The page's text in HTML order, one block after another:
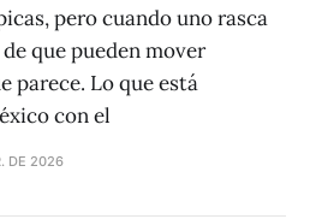
pero cuando uno rasca
que pueden mover
parece. Lo que está
con el
DE 2026